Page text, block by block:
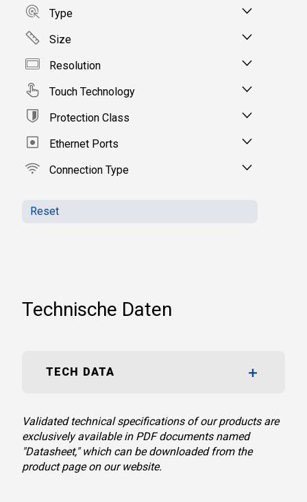
Type
Size
Resolution
Touch Technology
Protection Class
Ethernet Ports
Connection Type
Reset
Technische Daten
TECH DATA
Validated technical specifications of our products are
exclusively available in PDF documents named
"Datasheet," which can be downloaded from the
product page on our website.